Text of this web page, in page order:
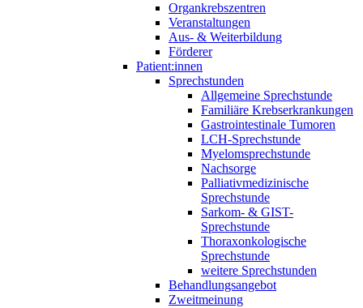
Organkrebszentren
Veranstaltungen
Aus- & Weiterbildung
Förderer
Patient:innen
Sprechstunden
Allgemeine Sprechstunde
Familiäre Krebserkrankungen
Gastrointestinale Tumoren
LCH-Sprechstunde
Myelomsprechstunde
Nachsorge
Palliativmedizinische
Sprechstunde
Sarkom- & GIST-
Sprechstunde
Thoraxonkologische
Sprechstunde
weitere Sprechstunden
Behandlungsangebot
Zweitmeinung